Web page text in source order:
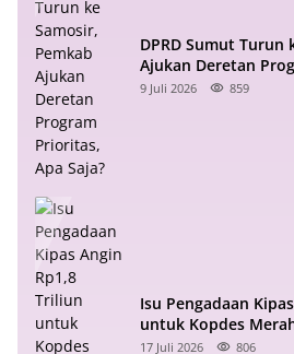
DPRD Sumut Turun
Ajukan Deretan
Saja?
9 Juli 2026 859
Isu Pengadaan
untuk Kopdes
RI
17 Juli 2026 806